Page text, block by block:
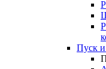
Пуск и